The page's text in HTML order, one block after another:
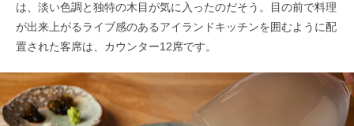
は、淡い色調と独特の木目が気に入ったのだそう。目の前で料理
が出来上がるライブ感のあるアイランドキッチンを囲むように配
置された客席は、カウンター12席です。